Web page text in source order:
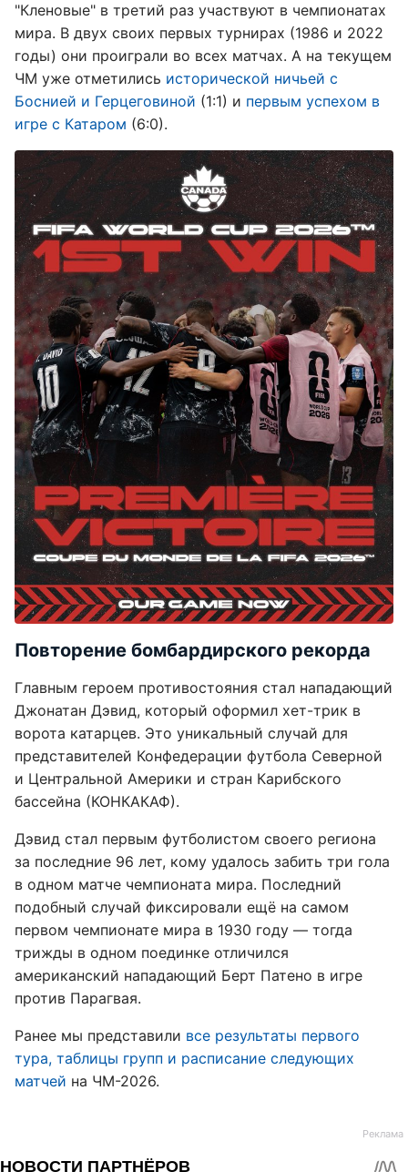
"Кленовые" в третий раз участвуют в чемпионатах
мира. В двух своих первых турнирах (1986 и 2022
годы) они проиграли во всех матчах. А на текущем
ЧМ уже отметились исторической ничьей с
Боснией и Герцеговиной (1:1) и первым успехом в
игре с Катаром (6:0).
Повторение бомбардирского рекорда
Главным героем противостояния стал нападающий
Джонатан Дэвид, который оформил хет-трик в
ворота катарцев. Это уникальный случай для
представителей Конфедерации футбола Северной
и Центральной Америки и стран Карибского
бассейна (КОНКАКАФ).
Дэвид стал первым футболистом своего региона
за последние 96 лет, кому удалось забить три гола
в одном матче чемпионата мира. Последний
подобный случай фиксировали ещё на самом
первом чемпионате мира в 1930 году — тогда
трижды в одном поединке отличился
американский нападающий Берт Патено в игре
против Парагвая.
Ранее мы представили все результаты первого
тура, таблицы групп и расписание следующих
матчей на ЧМ-2026.